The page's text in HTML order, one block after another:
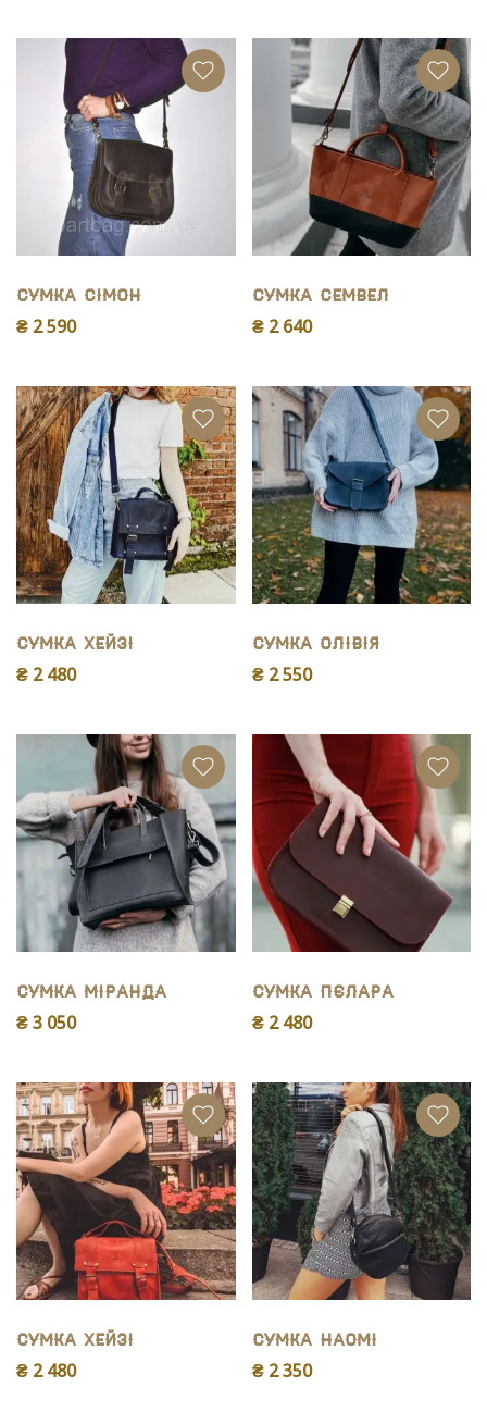
Сумка Сімон
₴ 2 590
Сумка Семвел
₴ 2 640
Сумка Хейзі
₴ 2 480
Сумка Олiвiя
₴ 2 550
Сумка Міранда
₴ 3 050
Сумка Пєлара
₴ 2 480
Сумка Хейзі
₴ 2 480
Сумка Наомі
₴ 2 350